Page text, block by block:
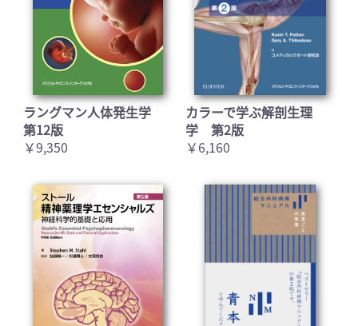
ラングマン人体発生学
第12版
￥9,350
カラーで学ぶ解剖生理
学 第2版
￥6,160